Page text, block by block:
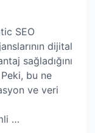
SEO
dijital
sağladığını
bu ne
ve veri
…